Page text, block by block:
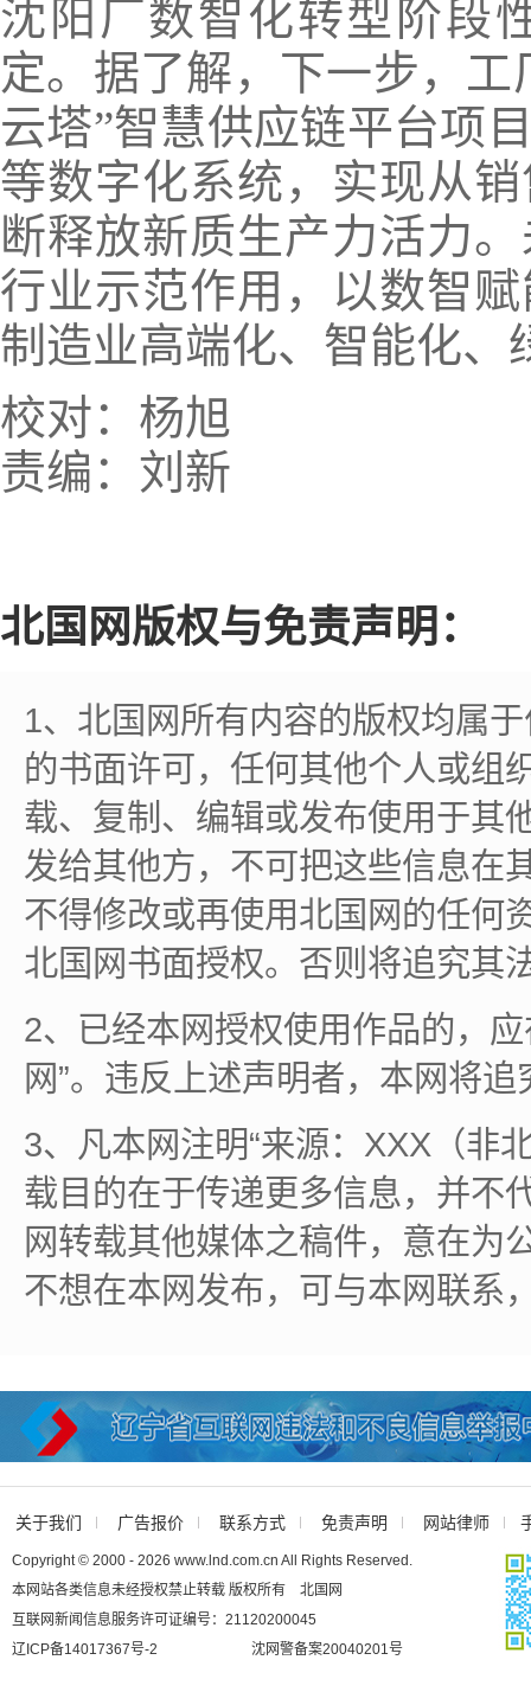
沈阳厂数智化转型阶段
定。据了解，下一步，
云塔”智慧供应链平台项
等数字化系统，实现从
断释放新质生产力活力
行业示范作用，以数智
制造业高端化、智能化、
校对：杨旭
责编：刘新
北国网版权与免责声明：
1、北国网所有内容的版权均属
的书面许可，任何其他个人或组
载、复制、编辑或发布使用于其
发给其他方，不可把这些信息在
不得修改或再使用北国网的任何
北国网书面授权。否则将追究其
2、已经本网授权使用作品的，
网”。违反上述声明者，本网将
3、凡本网注明“来源：XXX（非
载目的在于传递更多信息，并不
网转载其他媒体之稿件，意在为
不想在本网发布，可与本网联系
关于我们 广告报价 联系方式 免责声明 网站律师
Copyright © 2000 - 2026 www.lnd.com.cn All Rights Reserved.
本网站各类信息未经授权禁止转载 版权所有 北国网
互联网新闻信息服务许可证编号：21120200045
辽ICP备14017367号-2
沈网警备案20040201号